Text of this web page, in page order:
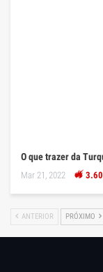
O que trazer da
Mar 21, 2022
ANTERIOR PRÓXIMO